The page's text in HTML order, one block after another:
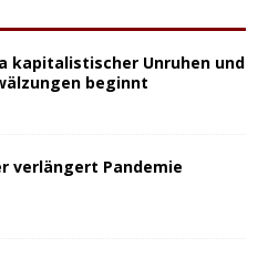
kapitalistischer Unruhen und
beginnt
verlängert Pandemie